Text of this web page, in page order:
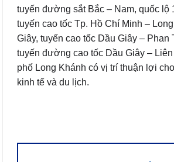
tuyến đường sắt Bắc – Nam, quốc lộ
tuyến cao tốc Tp. Hồ Chí Minh –
Giây, tuyến cao tốc Dầu Giây –
tuyến đường cao tốc Dầu Giây –
phố Long Khánh có vị trí thuận lợi
kinh tế và du lịch.